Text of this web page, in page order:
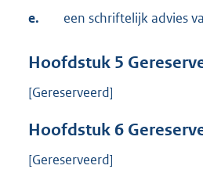
e.
een schriftelijk advies
Hoofdstuk 5
[Gereserveerd]
Hoofdstuk6
[Gereserveerd]